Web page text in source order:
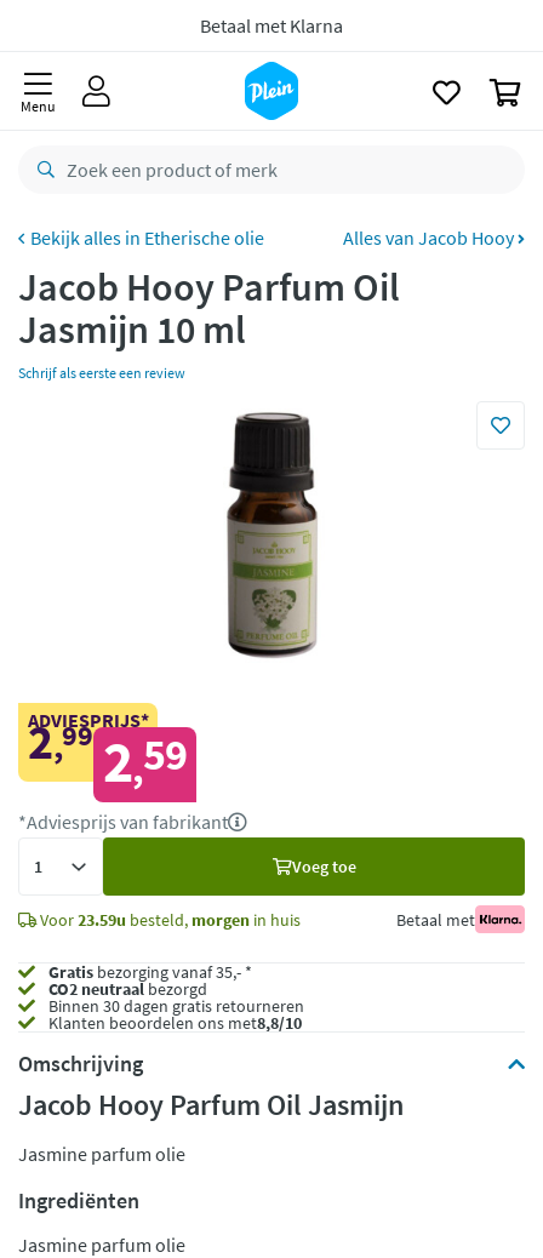
CO2 neutraal
Menu
Etherische olie Alles van Jacob Hooy
Jacob Hooy Parfum Oil
Jasmijn 10 ml
Schrijf als eerste een review
ADVIESPRIJS*
2,99 2,59
*Adviesprijs van fabrikant
Voeg toe
Voor23.59u besteld, morgen in huis Betaal met
Gratis bezorging vanaf 35,- *
CO2 neutraalbezorgd
Binnen 30 dagen gratis retourneren
Klanten beoordelen ons met8,8/10
Omschrijving
Jacob Hooy Parfum Oil Jasmijn
Jasmine parfum olie
Ingrediënten
Jasmine parfum olie